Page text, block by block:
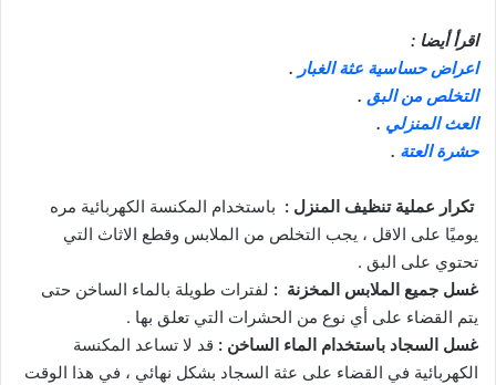
اقرأ أيضا :
اعراض حساسية عثة الغبار .
التخلص من البق .
العث المنزلي .
حشرة العتة .
تكرار عملية تنظيف المنزل : باستخدام المكنسة الكهربائية مره
يوميًا على الاقل ، يجب التخلص من الملابس وقطع الاثاث التي
تحتوي على البق .
غسل جميع الملابس المخزنة : لفترات طويلة بالماء الساخن حتى
يتم القضاء على أي نوع من الحشرات التي تعلق بها .
غسل السجاد باستخدام الماء الساخن : قد لا تساعد المكنسة
الكهربائية في القضاء على عثة السجاد بشكل نهائي ، في هذا الوقت